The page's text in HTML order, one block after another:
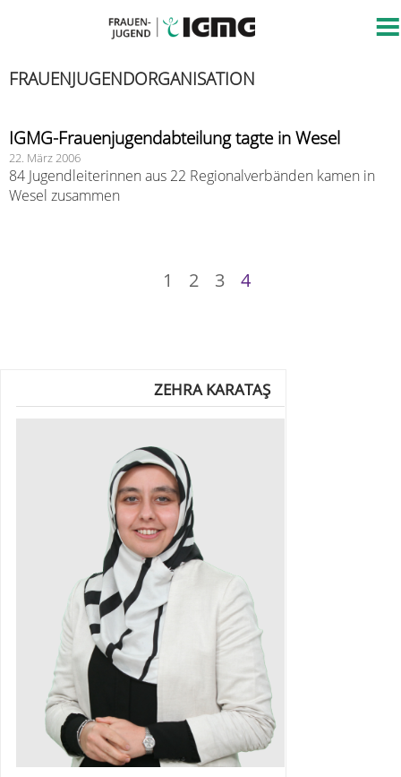
FRAUENJUGENDORGANISATION
IGMG-Frauenjugendabteilung tagte in Wesel
22. März 2006
84 Jugendleiterinnen aus 22 Regionalverbänden kamen in
Wesel zusammen
1 2 3 4
ZEHRA KARATAŞ